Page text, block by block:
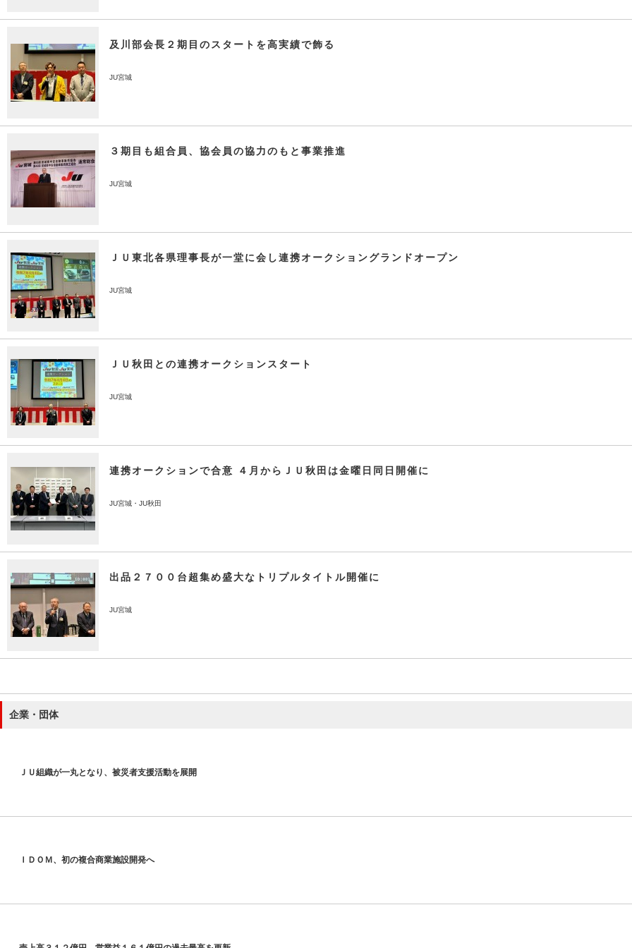
及川部会長２期目のスタートを高実績で飾る
JU宮城
３期目も組合員、協会員の協力のもと事業推進
JU宮城
ＪＵ東北各県理事長が一堂に会し連携オークショングランドオープン
JU宮城
ＪＵ秋田との連携オークションスタート
JU宮城
連携オークションで合意 ４月からＪＵ秋田は金曜日同日開催に
JU宮城・JU秋田
出品２７００台超集め盛大なトリプルタイトル開催に
JU宮城
企業・団体
ＪＵ組織が一丸となり、被災者支援活動を展開
ＩＤＯＭ、初の複合商業施設開発へ